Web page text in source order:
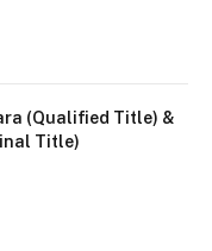
(Qualified Title) &
Title)